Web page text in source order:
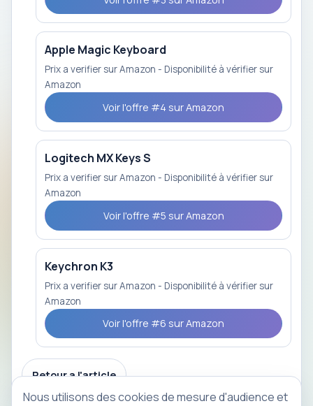
Apple Magic Keyboard
Prix a verifier sur Amazon - Disponibilité à vérifier sur
Amazon
Voir l'offre #4 sur Amazon
Logitech MX Keys S
Prix a verifier sur Amazon - Disponibilité à vérifier sur
Amazon
Voir l'offre #5 sur Amazon
Keychron K3
Prix a verifier sur Amazon - Disponibilité à vérifier sur
Amazon
Voir l'offre #6 sur Amazon
Retour a l'article
Nous utilisons des cookies de mesure d'audience et